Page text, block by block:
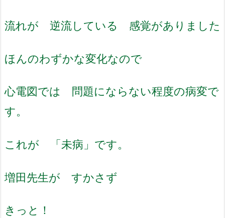
流れが 逆流している 感覚がありました
ほんのわずかな変化なので
心電図では 問題にならない程度の病変で
す。
これが 「未病」です。
増田先生が すかさず
きっと！